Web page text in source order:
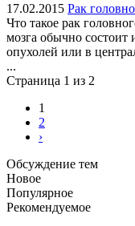
17.02.2015 Рак
Что такое рак
мозга обычно состоит
опухолей или в
...
Страница 1 из 2
1
2
›
Обсуждение тем
Новое
Популярное
Рекомендуемое